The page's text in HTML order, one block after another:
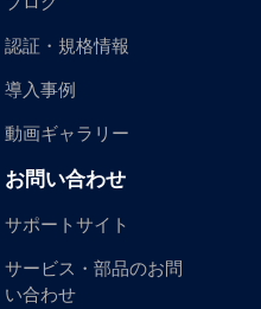
認証・規格情報
導入事例
動画ギャラリー
お問い合わせ
サポートサイト
サービス・部品のお問
い合わせ